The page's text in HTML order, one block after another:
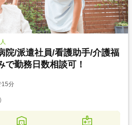
院/派遣社員/看護助手/介護福
で勤務日数相談可！
15分